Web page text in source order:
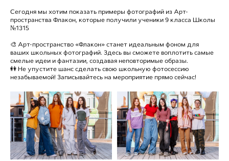
Сегодня мы хотим показать примеры фотографий из Арт-
пространства Флакон, которые получили ученики 9 класса Школы
№1315
🎨 Арт-пространство «Флакон» станет идеальным фоном для
ваших школьных фотографий. Здесь вы сможете воплотить самые
смелые идеи и фантазии, создавая неповторимые образы.
👭 Не упустите шанс сделать свою школьную фотосессию
незабываемой! Записывайтесь на мероприятие прямо сейчас!